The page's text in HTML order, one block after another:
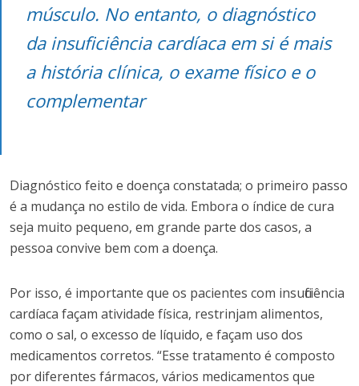
músculo. No entanto, o diagnóstico
da insuficiência cardíaca em si é mais
a história clínica, o exame físico e o
complementar
Diagnóstico feito e doença constatada; o primeiro passo
é a mudança no estilo de vida. Embora o índice de cura
seja muito pequeno, em grande parte dos casos, a
pessoa convive bem com a doença.
Por isso, é importante que os pacientes com insuficiência
cardíaca façam atividade física, restrinjam alimentos,
como o sal, o excesso de líquido, e façam uso dos
medicamentos corretos. “Esse tratamento é composto
por diferentes fármacos, vários medicamentos que